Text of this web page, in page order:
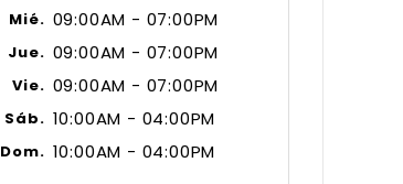
Mié. 09:00AM - 07:00PM
Jue. 09:00AM - 07:00PM
Vie. 09:00AM - 07:00PM
Sáb. 10:00AM - 04:00PM
Dom. 10:00AM - 04:00PM